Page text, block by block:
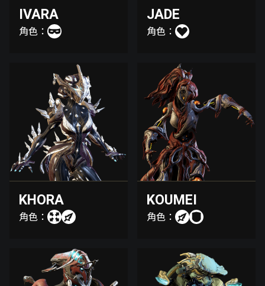
IVARA
角色：
JADE
角色：
KHORA
角色：
KOUMEI
角色：